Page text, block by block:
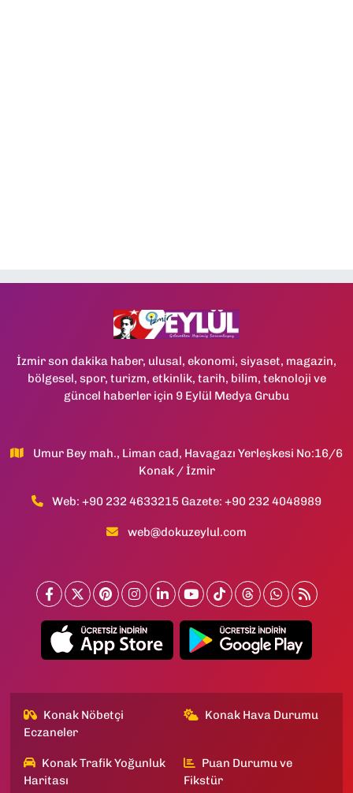
İzmir son dakika haber, ulusal, ekonomi, siyaset, magazin,
bölgesel, spor, turizm, etkinlik, tarih, bilim, teknoloji ve
güncel haberler için 9 Eylül Medya Grubu
Umur Bey mah., Liman cad, Havagazı Yerleşkesi No:16/6
Konak / İzmir
Web: +90 232 4633215 Gazete: +90 232 4048989
web@dokuzeylul.com
Konak Nöbetçi
Eczaneler
Konak Hava Durumu
Konak Trafik Yoğunluk
Haritası
Puan Durumu ve
Fikstür